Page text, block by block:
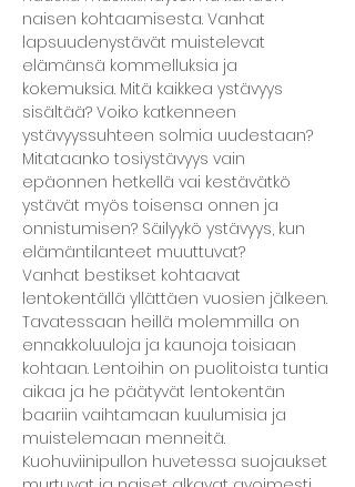
naisen kohtaamisesta. Vanhat
lapsuudenystävät muistelevat
elämänsä kommelluksia ja
kokemuksia. Mitä kaikkea ystävyys
sisältää? Voiko katkenneen
ystävyyssuhteen solmia uudestaan?
Mitataanko tosiystävyys vain
epäonnen hetkellä vai kestävätkö
ystävät myös toisensa onnen ja
onnistumisen? Säilyykö ystävyys, kun
elämäntilanteet muuttuvat?
Vanhat bestikset kohtaavat
lentokentällä yllättäen vuosien jälkeen.
Tavatessaan heillä molemmilla on
ennakkoluuloja ja kaunoja toisiaan
kohtaan. Lentoihin on puolitoista tuntia
aikaa ja he päätyvät lentokentän
baariin vaihtamaan kuulumisia ja
muistelemaan menneitä.
Kuohuviinipullon huvetessa suojaukset